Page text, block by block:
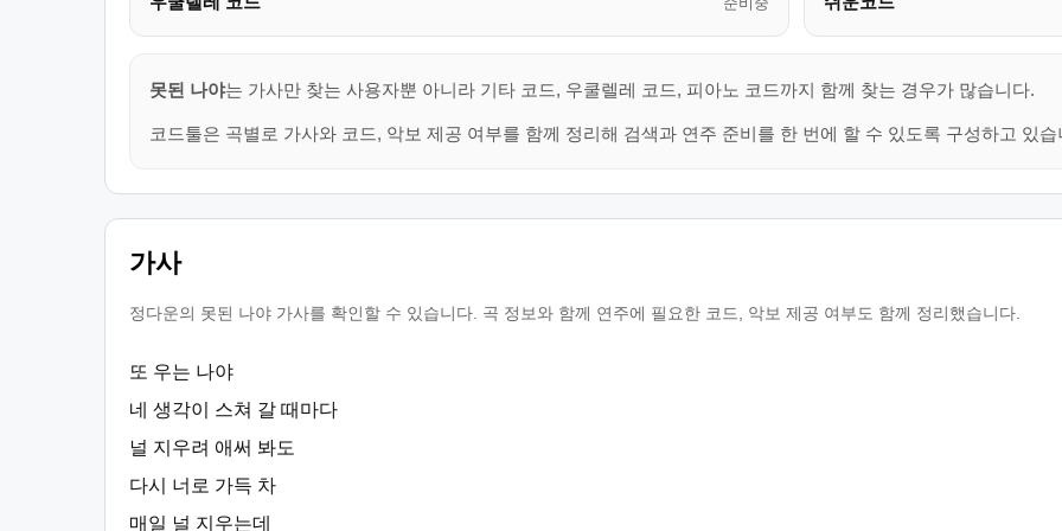
못된 나야는 가사만 찾는 사용자뿐 아니라 기타 코드, 우쿨렐레 코드, 피아노 코드까지 함께 찾는 경우가 많습니다.
코드툴은 곡별로 가사와 코드, 악보 제공 여부를 함께 정리해 검색과 연주 준비를 한 번에 할 수 있도록 구성하고 있습
가사
정다운의 못된 나야 가사를 확인할 수 있습니다. 곡 정보와 함께 연주에 필요한 코드, 악보 제공 여부도 함께 정리했습니다.
또 우는 나야
네 생각이 스쳐 갈 때마다
널 지우려 애써 봐도
다시 너로 가득 차
매일 널 지우는데